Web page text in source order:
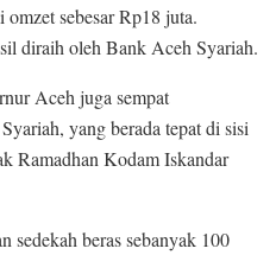
sebesar Rp18 juta.
diraih oleh Bank Aceh Syariah.
Aceh juga sempat
yang berada tepat di sisi
Ramadhan Kodam Iskandar
sedekah beras sebanyak 100